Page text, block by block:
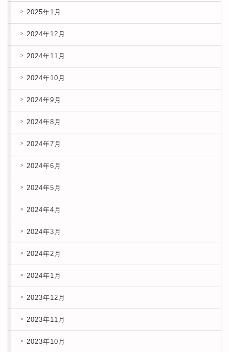
2025年1月
2024年12月
2024年11月
2024年10月
2024年9月
2024年8月
2024年7月
2024年6月
2024年5月
2024年4月
2024年3月
2024年2月
2024年1月
2023年12月
2023年11月
2023年10月